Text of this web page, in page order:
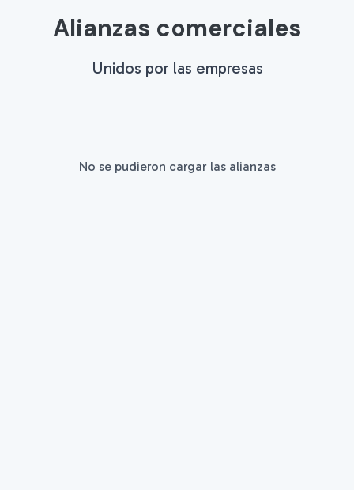
Alianzas comerciales
Unidos por las empresas
No se pudieron cargar las alianzas